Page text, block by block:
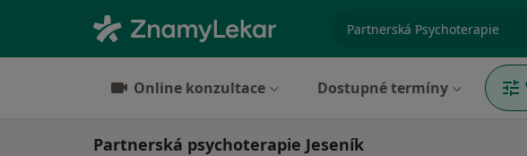
specializace, nemoc nebo
Online konzultace Dostupné termíny
Partnerská psychoterapie Jeseník